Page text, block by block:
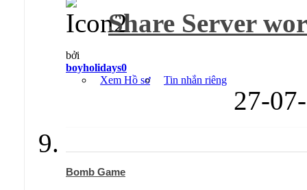
Share Server
bởi
boyholidays0
Xem Hồ sơ
Tin nhắn riêng
27-
Bomb Game